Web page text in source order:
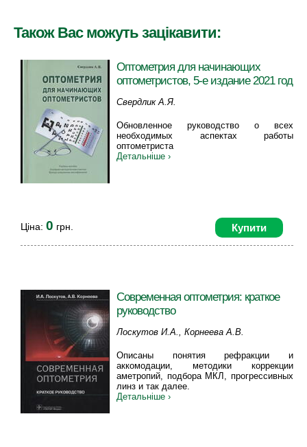
Також Вас можуть зацікавити:
Оптометрия для начинающих
оптометристов, 5-е издание 2021 год
Свердлик А.Я.
Обновленное руководство о всех
необходимых аспектах работы
оптометриста
Детальніше ›
Купити
Ціна: 0 грн.
Современная оптометрия: краткое
руководство
Лоскутов И.А., Корнеева А.В.
Описаны понятия рефракции и
аккомодации, методики коррекции
аметропий, подбора МКЛ, прогрессивных
линз и так далее.
Детальніше ›